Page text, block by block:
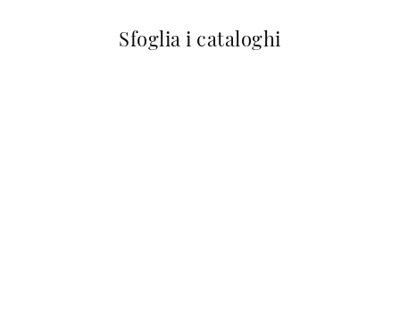
Sfoglia i cataloghi